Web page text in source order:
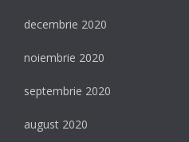
decembrie 2020
noiembrie 2020
septembrie 2020
august 2020